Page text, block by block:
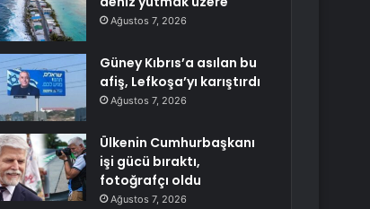
Ağustos 7, 2026
Güney Kıbrıs’a asılan bu
afiş, Lefkoşa’yı karıştırdı
Ağustos 7, 2026
Ülkenin Cumhurbaşkanı
işi gücü bıraktı,
fotoğrafçı oldu
Ağustos 7, 2026